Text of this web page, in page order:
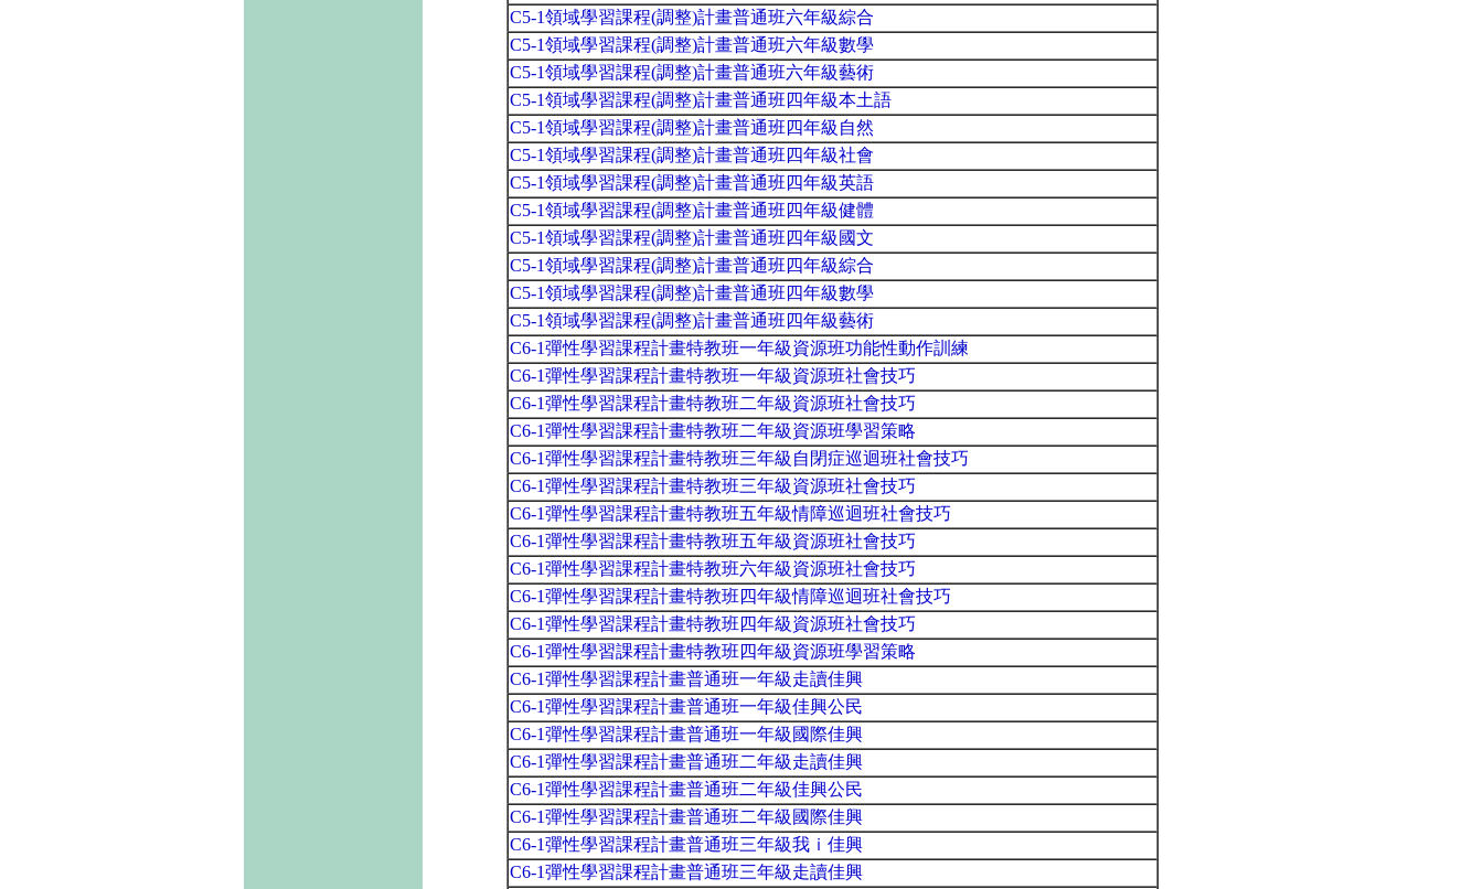
C5-1領域學習課程(調整)計畫普通班六年級綜合
C5-1領域學習課程(調整)計畫普通班六年級數學
C5-1領域學習課程(調整)計畫普通班六年級藝術
C5-1領域學習課程(調整)計畫普通班四年級本土語
C5-1領域學習課程(調整)計畫普通班四年級自然
C5-1領域學習課程(調整)計畫普通班四年級社會
C5-1領域學習課程(調整)計畫普通班四年級英語
C5-1領域學習課程(調整)計畫普通班四年級健體
C5-1領域學習課程(調整)計畫普通班四年級國文
C5-1領域學習課程(調整)計畫普通班四年級綜合
C5-1領域學習課程(調整)計畫普通班四年級數學
C5-1領域學習課程(調整)計畫普通班四年級藝術
C6-1彈性學習課程計畫特教班一年級資源班功能性動作訓練
C6-1彈性學習課程計畫特教班一年級資源班社會技巧
C6-1彈性學習課程計畫特教班二年級資源班社會技巧
C6-1彈性學習課程計畫特教班二年級資源班學習策略
C6-1彈性學習課程計畫特教班三年級自閉症巡迴班社會技巧
C6-1彈性學習課程計畫特教班三年級資源班社會技巧
C6-1彈性學習課程計畫特教班五年級情障巡迴班社會技巧
C6-1彈性學習課程計畫特教班五年級資源班社會技巧
C6-1彈性學習課程計畫特教班六年級資源班社會技巧
C6-1彈性學習課程計畫特教班四年級情障巡迴班社會技巧
C6-1彈性學習課程計畫特教班四年級資源班社會技巧
C6-1彈性學習課程計畫特教班四年級資源班學習策略
C6-1彈性學習課程計畫普通班一年級走讀佳興
C6-1彈性學習課程計畫普通班一年級佳興公民
C6-1彈性學習課程計畫普通班一年級國際佳興
C6-1彈性學習課程計畫普通班二年級走讀佳興
C6-1彈性學習課程計畫普通班二年級佳興公民
C6-1彈性學習課程計畫普通班二年級國際佳興
C6-1彈性學習課程計畫普通班三年級我ｉ佳興
C6-1彈性學習課程計畫普通班三年級走讀佳興